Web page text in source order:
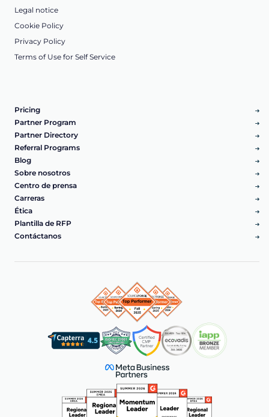
Legal notice
Cookie Policy
Privacy Policy
Terms of Use for Self Service
Pricing
Partner Program
Partner Directory
Referral Programs
Blog
Sobre nosotros
Centro de prensa
Carreras
Ética
Plantilla de RFP
Contáctanos